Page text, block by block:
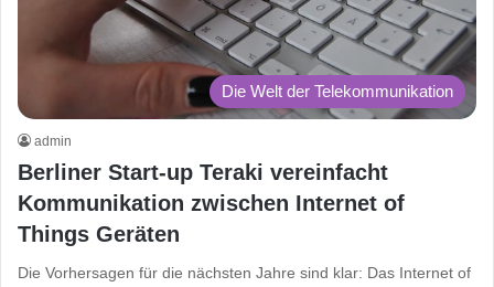
Die Welt der Telekommunikation
admin
Berliner Start-up Teraki vereinfacht
Kommunikation zwischen Internet of
Things Geräten
Die Vorhersagen für die nächsten Jahre sind klar: Das Internet of